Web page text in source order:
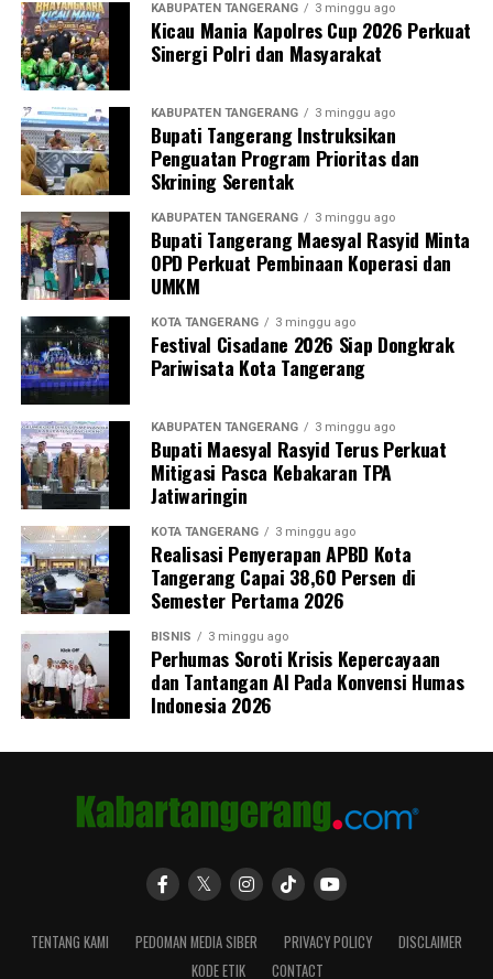
KABUPATEN TANGERANG 3 minggu ago
Kicau Mania Kapolres Cup 2026 Perkuat
Sinergi Polri dan Masyarakat
KABUPATEN TANGERANG 3 minggu ago
Bupati Tangerang Instruksikan
Penguatan Program Prioritas dan
Skrining Serentak
KABUPATEN TANGERANG 3 minggu ago
Bupati Tangerang Maesyal Rasyid Minta
OPD Perkuat Pembinaan Koperasi dan
UMKM
KOTA TANGERANG 3 minggu ago
Festival Cisadane 2026 Siap Dongkrak
Pariwisata Kota Tangerang
KABUPATEN TANGERANG 3 minggu ago
Bupati Maesyal Rasyid Terus Perkuat
Mitigasi Pasca Kebakaran TPA
Jatiwaringin
KOTA TANGERANG 3 minggu ago
Realisasi Penyerapan APBD Kota
Tangerang Capai 38,60 Persen di
Semester Pertama 2026
BISNIS 3 minggu ago
Perhumas Soroti Krisis Kepercayaan
dan Tantangan AI Pada Konvensi Humas
Indonesia 2026
TENTANG KAMI PEDOMAN MEDIA SIBER PRIVACY POLICY
DISCLAIMER
KODE ETIK
CONTACT